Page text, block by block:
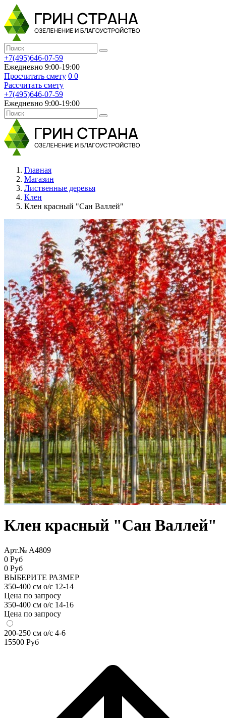
+7(495)646-07-59
Ежедневно 9:00-19:00
Просчитать смету 0 0
Рассчитать смету
+7(495)646-07-59
Ежедневно 9:00-19:00
Главная
Магазин
Лиственные деревья
Клен
Клен красный "Сан Валлей"
Клен красный "Сан Валлей"
Арт.№ A4809
0 Руб
0 Руб
ВЫБЕРИТЕ РАЗМЕР
350-400 см о/с 12-14
Цена по запросу
350-400 см о/с 14-16
Цена по запросу
200-250 см о/с 4-6
15500 Руб